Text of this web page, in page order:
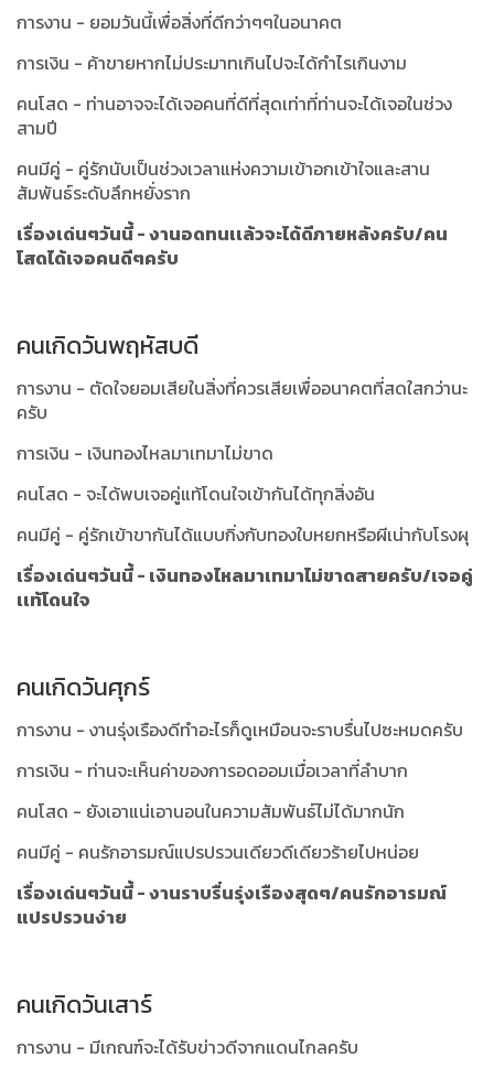
การงาน - ยอมวันนี้เพื่อสิ่งที่ดีกว่าๆๆในอนาคต
การเงิน - ค้าขายหากไม่ประมาทเกินไปจะได้กำไรเกินงาม
คนโสด - ท่านอาจจะได้เจอคนที่ดีที่สุดเท่าที่ท่านจะได้เจอในช่วง
สามปี
คนมีคู่ - คู่รักนับเป็นช่วงเวลาแห่งความเข้าอกเข้าใจและสาน
สัมพันธ์ระดับลึกหยั่งราก
เรื่องเด่นๆวันนี้ -งานอดทนเเล้วจะได้ดีภายหลังครับ/คน
โสดได้เจอคนดีๆครับ
คนเกิดวันพฤหัสบดี
การงาน - ตัดใจยอมเสียในสิ่งที่ควรเสียเพื่ออนาคตที่สดใสกว่านะ
ครับ
การเงิน - เงินทองไหลมาเทมาไม่ขาด
คนโสด - จะได้พบเจอคู่แท้โดนใจเข้ากันได้ทุกสิ่งอัน
คนมีคู่ - คู่รักเข้าขากันได้แบบกิ่งกับทองใบหยกหรือผีเน่ากับโรงผุ
เรื่องเด่นๆวันนี้ - เงินทองไหลมาเทมาไม่ขาดสายครับ/เจอคู่
เเท้โดนใจ
คนเกิดวันศุกร์
การงาน - งานรุ่งเรืองดีทำอะไรก็ดูเหมือนจะราบรื่นไปซะหมดครับ
การเงิน - ท่านจะเห็นค่าของการอดออมเมื่อเวลาที่ลำบาก
คนโสด - ยังเอาแน่เอานอนในความสัมพันธ์ไม่ได้มากนัก
คนมีคู่ - คนรักอารมณ์แปรปรวนเดียวดีเดียวร้ายไปหน่อย
เรื่องเด่นๆวันนี้ - งานราบรื่นรุ่งเรืองสุดๆ/คนรักอารมณ์
แปรปรวนง่าย
คนเกิดวันเสาร์
การงาน - มีเกณฑ์จะได้รับข่าวดีจากแดนไกลครับ